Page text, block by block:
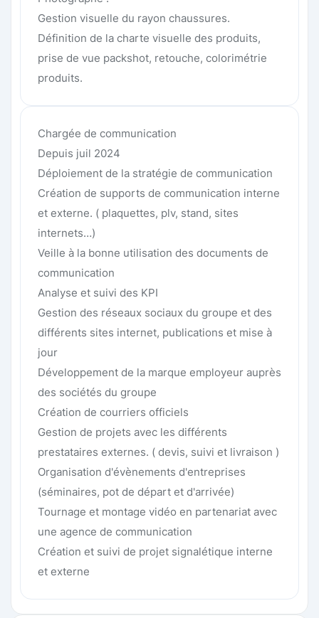
Gestion visuelle du rayon chaussures.
Définition de la charte visuelle des produits,
prise de vue packshot, retouche, colorimétrie
produits.
Chargée de communication
Depuis juil 2024
Déploiement de la stratégie de communication
Création de supports de communication interne
et externe. ( plaquettes, plv, stand, sites
internets…)
Veille à la bonne utilisation des documents de
communication
Analyse et suivi des KPI
Gestion des réseaux sociaux du groupe et des
différents sites internet, publications et mise à
jour
Développement de la marque employeur auprès
des sociétés du groupe
Création de courriers officiels
Gestion de projets avec les différents
prestataires externes. ( devis, suivi et livraison )
Organisation d'évènements d'entreprises
(séminaires, pot de départ et d'arrivée)
Tournage et montage vidéo en partenariat avec
une agence de communication
Création et suivi de projet signalétique interne
et externe